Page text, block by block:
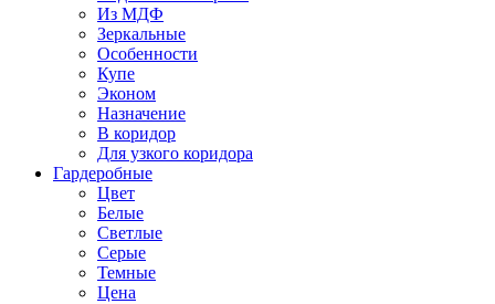
Из МДФ
Зеркальные
Особенности
Купе
Эконом
Назначение
В коридор
Для узкого коридора
Гардеробные
Цвет
Белые
Светлые
Серые
Темные
Цена